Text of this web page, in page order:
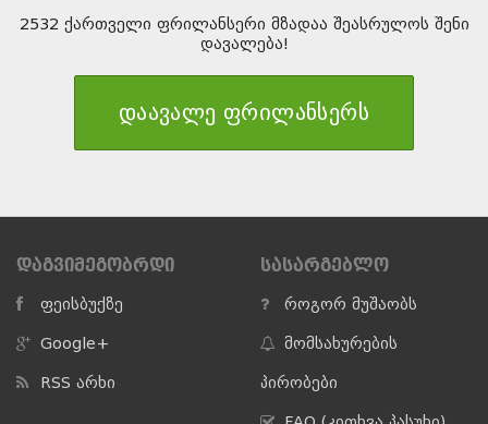
2532 ქართველი ფრილანსერი მზადაა შეასრულოს შენი
დავალება!
დაავალე ფრილანსერს
ᲓᲐᲒᲕᲘᲛᲔᲒᲝᲑᲠᲓᲘ
ფეისბუქზე
Google+
RSS არხი
ᲡᲐᲡᲐᲠᲒᲔᲑᲚᲝ
როგორ მუშაობს
მომსახურების
პირობები